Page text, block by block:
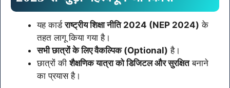
यह कार्डराष्ट्रीय शिक्षा नीति 2024 (NEP 2024) के
तहत लागू किया गया है।
सभी छात्रों के लिए वैकल्पिक (Optional) है।
छात्रों कीशैक्षणिक यात्रा को डिजिटल और सुरक्षितबनाने
का प्रयास है।